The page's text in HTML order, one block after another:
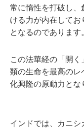
常に惰性を打破し、
ける力が内在してお
となるのであります
この法華経の「開く
類の生命を最高のレ
化興隆の原動力とな
インドでは、カニ